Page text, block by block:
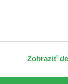
Zobraziť